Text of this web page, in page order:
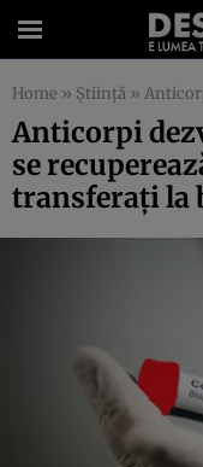
Home » Știință » Anticorpi
Anticorpi
se
transferaţi la